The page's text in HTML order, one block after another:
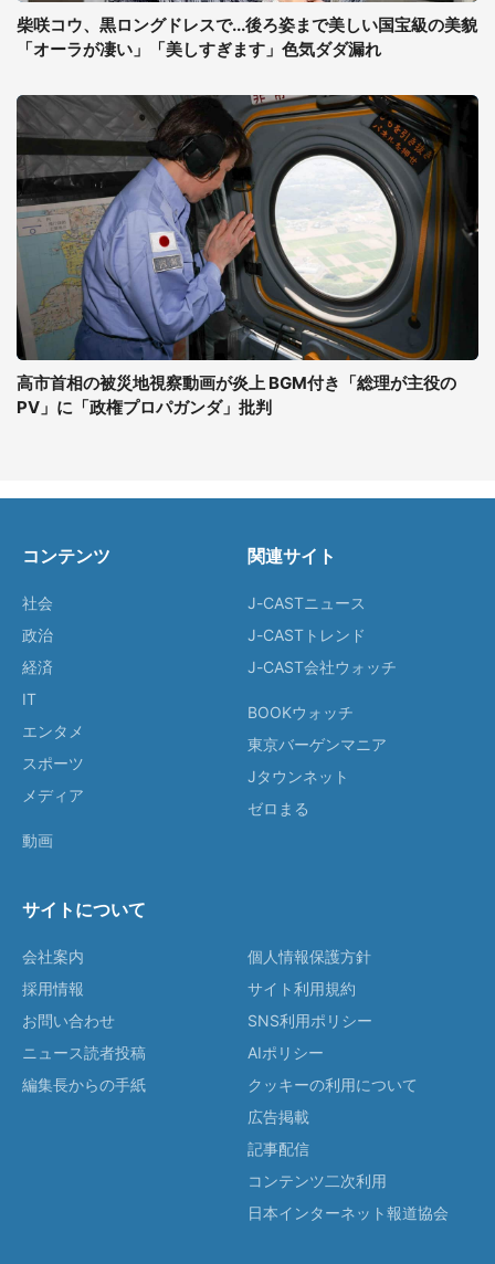
柴咲コウ、黒ロングドレスで...後ろ姿まで美しい国宝級の美貌
「オーラが凄い」「美しすぎます」色気ダダ漏れ
高市首相の被災地視察動画が炎上 BGM付き「総理が主役の
PV」に「政権プロパガンダ」批判
コンテンツ
社会
政治
経済
IT
エンタメ
スポーツ
メディア
動画
関連サイト
J-CASTニュース
J-CASTトレンド
J-CAST会社ウォッチ
BOOKウォッチ
東京バーゲンマニア
Jタウンネット
ゼロまる
サイトについて
会社案内
採用情報
お問い合わせ
ニュース読者投稿
編集長からの手紙
個人情報保護方針
サイト利用規約
SNS利用ポリシー
AIポリシー
クッキーの利用について
広告掲載
記事配信
コンテンツ二次利用
日本インターネット報道協会